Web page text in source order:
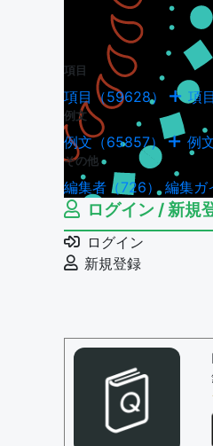
項目
項目（59628） 項
例文
例文（65857） 例
その他
編集者（726）編集ガ
ログイン / 新規
ログイン
新規登録